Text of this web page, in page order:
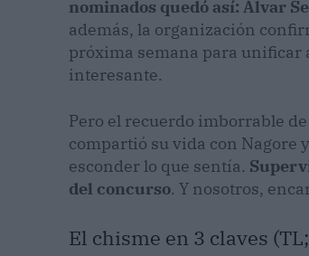
nominados quedó así: Alvar
además, la organización
próxima semana para unificar
interesante.
Pero el recuerdo imborrable
compartió su vida con Nagore
esconder lo que sentía.
del concurso. Y nosotros,
El chisme en 3 claves